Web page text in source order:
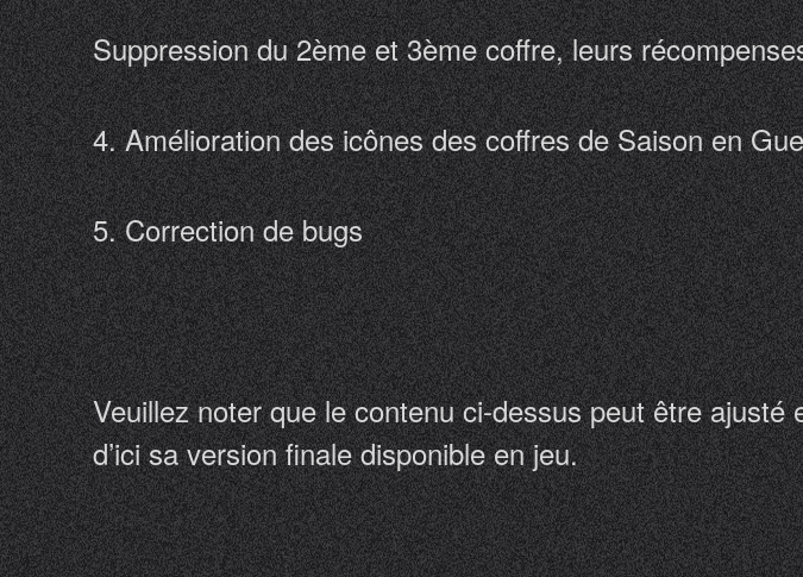
Suppression du 2ème et 3ème coffre, leurs
4. Amélioration des icônes des coffres de Saison en
5. Correction de bugs
Veuillez noter que le contenu ci-dessus peut être
d’ici sa version finale disponible en jeu.